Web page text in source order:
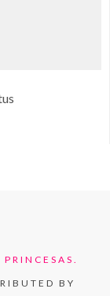
BY